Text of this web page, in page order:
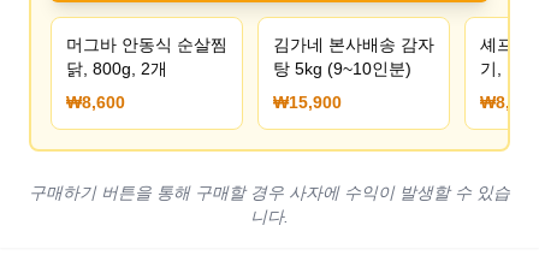
머그바 안동식 순살찜
닭, 800g, 2개
₩8,600
김가네 본사배송 감자
탕 5kg (9~10인분)
₩15,900
셰프초
기,
원/무
₩8,600
구매하기 버튼을 통해 구매할 경우 사자에 수익이 발생할 수 있습
니다.